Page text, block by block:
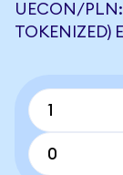
UECON/PLN:
TOKENIZED)